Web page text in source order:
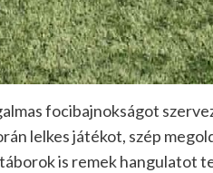
focibajnokságot
lelkes játékot, szép
is remek hangulatot